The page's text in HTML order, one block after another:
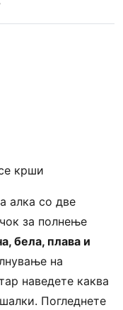
крши
алка со две
за полнење
бела, плава и
на
наведете каква
Погледнете